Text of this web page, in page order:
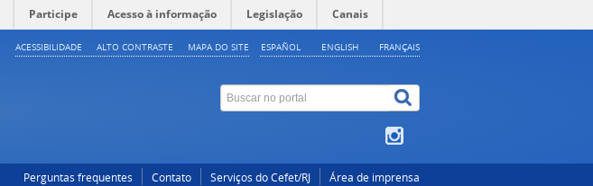
Participe Acesso à informação Legislação Canais
ESPAÑOL ENGLISH FRANÇAIS
ACESSIBILIDADE ALTO CONTRASTE MAPA DO SITE
Perguntas frequentes Contato Serviços do Cefet/RJ Área de imprensa